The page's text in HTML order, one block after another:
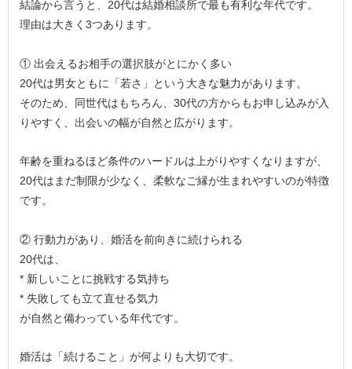
結論から言うと、20代は結婚相談所で最も有利な年代です。
理由は大きく3つあります。
① 出会えるお相手の選択肢がとにかく多い
20代は男女ともに「若さ」という大きな魅力があります。
そのため、同世代はもちろん、30代の方からもお申し込みが入
りやすく、出会いの幅が自然と広がります。
年齢を重ねるほど条件のハードルは上がりやすくなりますが、
20代はまだ制限が少なく、柔軟なご縁が生まれやすいのが特徴
です。
② 行動力があり、婚活を前向きに続けられる
20代は、
* 新しいことに挑戦する気持ち
* 失敗しても立て直せる気力
が自然と備わっている年代です。
婚活は「続けること」が何よりも大切です。